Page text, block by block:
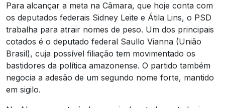
Para alcançar a meta na Câmara, que hoje conta com
os deputados federais Sidney Leite e Átila Lins, o PSD
trabalha para atrair nomes de peso. Um dos principais
cotados é o deputado federal Saullo Vianna (União
Brasil), cuja possível filiação tem movimentado os
bastidores da política amazonense. O partido também
negocia a adesão de um segundo nome forte, mantido
em sigilo.